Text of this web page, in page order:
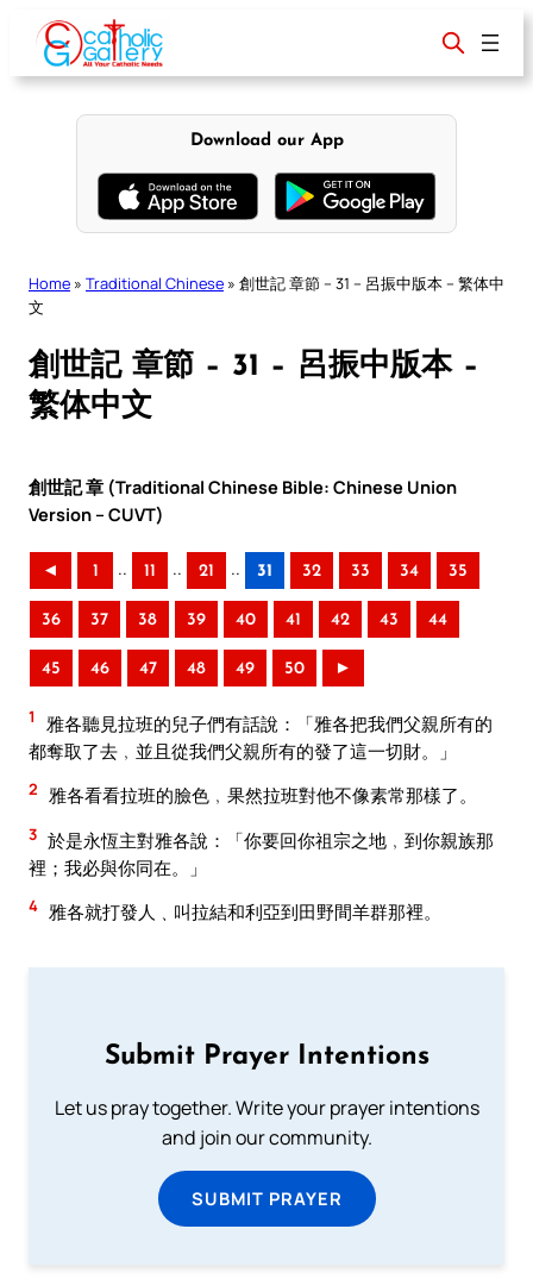
content
Download our App
Home » Traditional Chinese » 創世記 章節 – 31 – 呂振中版本 – 繁体中
文
創世記 章節 – 31 – 呂振中版本 –
繁体中文
創世記 章 (Traditional Chinese Bible: Chinese Union
Version – CUVT)
◄ 1 .. 11 .. 21 .. 31 32 33 34 35
36 37 38 39 40 41 42 43 44
45 46 47 48 49 50 ►
1
雅各聽見拉班的兒子們有話說：「雅各把我們父親所有的
都奪取了去﹐並且從我們父親所有的發了這一切財。」
2 雅各看看拉班的臉色﹐果然拉班對他不像素常那樣了。
3 於是永恆主對雅各說：「你要回你祖宗之地﹐到你親族那
裡；我必與你同在。」
4 雅各就打發人﹑叫拉結和利亞到田野間羊群那裡。
Submit Prayer Intentions
Let us pray together. Write your prayer intentions
and join our community.
SUBMIT PRAYER